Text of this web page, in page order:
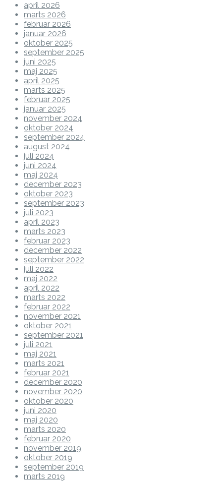
april 2026
marts 2026
februar 2026
januar 2026
oktober 2025
september 2025
juni 2025
maj 2025
april 2025
marts 2025
februar 2025
januar 2025
november 2024
oktober 2024
september 2024
august 2024
juli 2024
juni 2024
maj 2024
december 2023
oktober 2023
september 2023
juli 2023
april 2023
marts 2023
februar 2023
december 2022
september 2022
juli 2022
maj 2022
april 2022
marts 2022
februar 2022
november 2021
oktober 2021
september 2021
juli 2021
maj 2021
marts 2021
februar 2021
december 2020
november 2020
oktober 2020
juni 2020
maj 2020
marts 2020
februar 2020
november 2019
oktober 2019
september 2019
marts 2019